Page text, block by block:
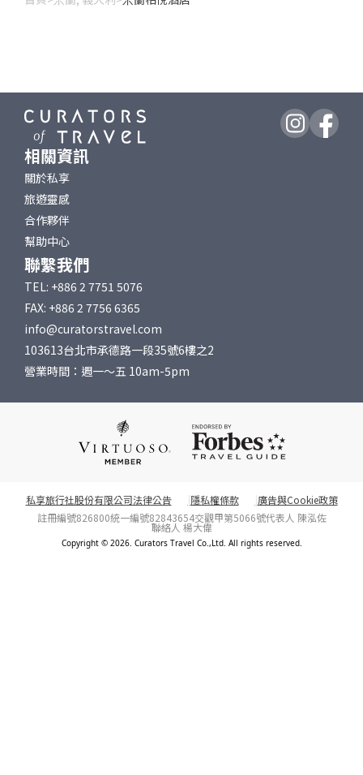
相關資訊
關於私享
旅遊靈感
合作夥伴
幫助中心
聯繫我們
TEL: +886 2 7751 5076
FAX: +886 2 7756 6365
info@curatorstravel.com
103613台北市承德路一段35號6樓之2
營業時間：週一～五 10am-5pm
私享旅行社股份有限公司法律公告 隱私權條款
廣告與Cookie政策
註冊編號826800統一編號82843654交觀甲第5066號代表人 陳泓佐
聯絡人 楊大偉
Copyright © 2026. Curators Travel Co.,Ltd. All rights reserved.